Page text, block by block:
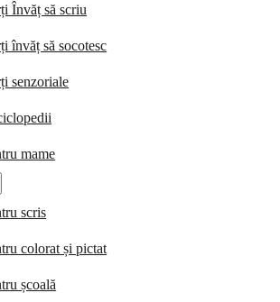
Învăț să scriu
învăț să socotesc
senzoriale
mame
scris
colorat și pictat
școală